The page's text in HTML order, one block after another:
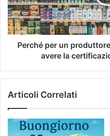
Perché per un
avere la
Articoli Correlati